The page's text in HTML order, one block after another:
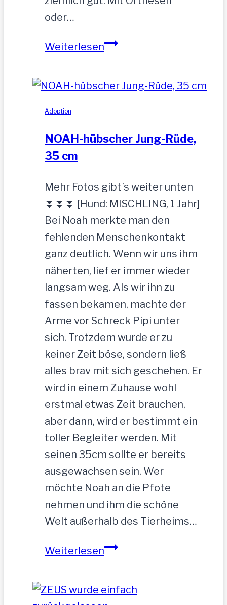
oder…
WeiterlesenSandu
gesucht
Adoption
NOAH-hübscher Jung-Rüde,
35 cm
Mehr Fotos gibt’s weiter unten
⏬⏬⏬ [Hund: MISCHLING, 1 Jahr]
Bei Noah merkte man den
fehlenden Menschenkontakt
ganz deutlich. Wenn wir uns ihm
näherten, lief er immer wieder
langsam weg. Als wir ihn zu
fassen bekamen, machte der
Arme vor Schreck Pipi unter
sich. Trotzdem wurde er zu
keiner Zeit böse, sondern ließ
alles brav mit sich geschehen. Er
wird in einem Zuhause wohl
erstmal etwas Zeit brauchen,
aber dann, wird er bestimmt ein
toller Begleiter werden. Mit
seinen 35cm sollte er bereits
ausgewachsen sein. Wer
möchte Noah an die Pfote
nehmen und ihm die schöne
Welt außerhalb des Tierheims…
WeiterlesenNOAH-
Rüde,